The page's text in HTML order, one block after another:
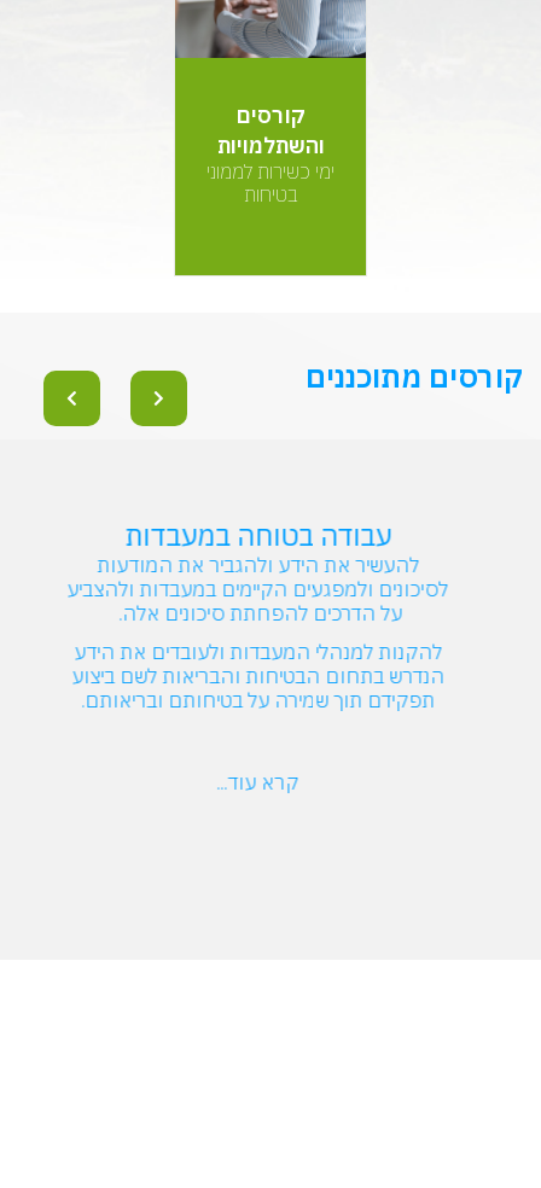
קורסים
והשתלמויות
ימי כשירות לממוני
בטיחות
קורסים מתוכננים
עבודה בטוחה במעבדות
להעשיר את הידע ולהגביר את המודעות
לסיכונים ולמפגעים הקיימים במעבדות ולהצביע
על הדרכים להפחתת סיכונים אלה.
להקנות למנהלי המעבדות ולעובדים את הידע
הנדרש בתחום הבטיחות והבריאות לשם ביצוע
תפקידם תוך שמירה על בטיחותם ובריאותם.
קרא עוד...